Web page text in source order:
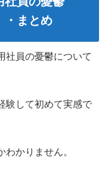
・まとめ
社員の憂鬱について
験して初めて実感で
わかりません。